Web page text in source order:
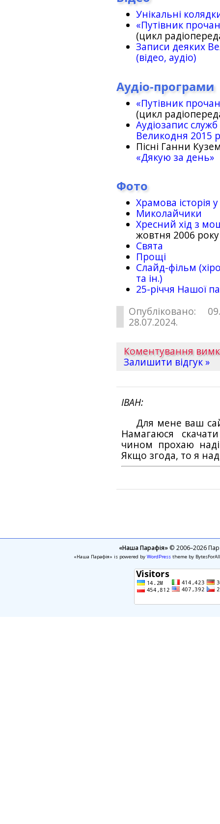
Унікальні
«Путівник
(цикл
Записи деяких
(відео, аудіо)
Аудіо-програми
«Путівник
(цикл
Аудіозапис
Великодня 2015
Пісні Ганни
«Дякую за день»
Фото
Храмова історія
Миколайчики
Хресний хід з
жовтня 2006 року
Свята
Прощі
Слайд-фільм
та ін.)
25-рiччя Нашої
Опубліковано:
28.07.2024.
Коментування
Залишити відгук »
ІВАН
Для мене ваш
Намагаюся
чином прохаю
Якщо згода, то я
«Наша Парафія»© 2006–2026
«Наша Парафія» is powered by WordPresstheme by